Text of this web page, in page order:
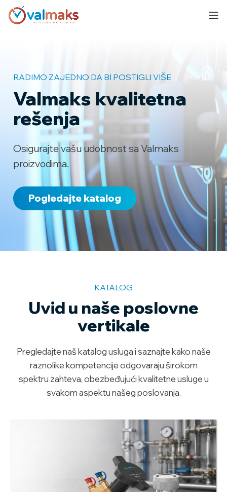
RADIMO ZAJEDNO DA BI POSTIGLI VIŠE
Valmaks kvalitetna
rešenja
Osigurajte vašu udobnost sa Valmaks
proizvodima.
Pogledajte katalog
KATALOG
Uvid u naše poslovne
vertikale
Pregledajte naš katalog usluga i saznajte kako naše
raznolike kompetencije odgovaraju širokom
spektru zahteva, obezbeđujući kvalitetne usluge u
svakom aspektu našeg poslovanja.